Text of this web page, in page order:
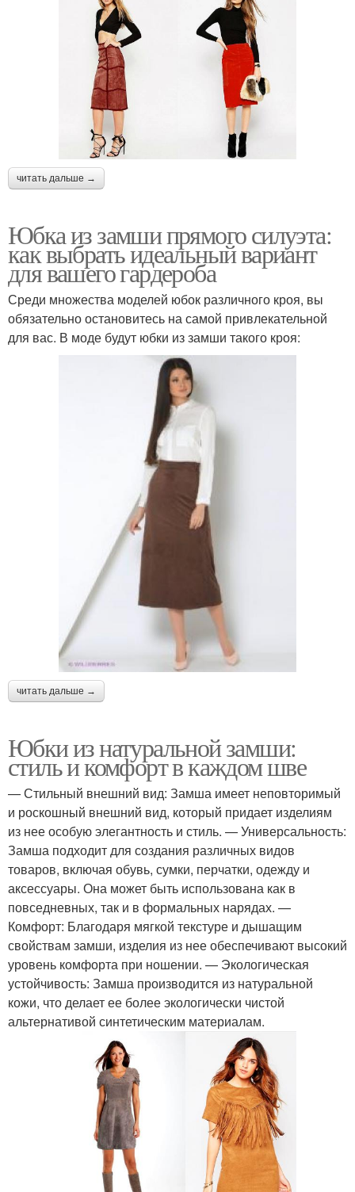
читать дальше →
Юбка из замши прямого силуэта:
как выбрать идеальный вариант
для вашего гардероба
Среди множества моделей юбок различного кроя, вы
обязательно остановитесь на самой привлекательной
для вас. В моде будут юбки из замши такого кроя:
читать дальше →
Юбки из натуральной замши:
стиль и комфорт в каждом шве
— Стильный внешний вид: Замша имеет неповторимый
и роскошный внешний вид, который придает изделиям
из нее особую элегантность и стиль. — Универсальность:
Замша подходит для создания различных видов
товаров, включая обувь, сумки, перчатки, одежду и
аксессуары. Она может быть использована как в
повседневных, так и в формальных нарядах. —
Комфорт: Благодаря мягкой текстуре и дышащим
свойствам замши, изделия из нее обеспечивают высокий
уровень комфорта при ношении. — Экологическая
устойчивость: Замша производится из натуральной
кожи, что делает ее более экологически чистой
альтернативой синтетическим материалам.